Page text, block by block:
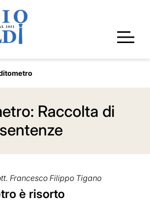
Raccolta di
Francesco Filippo Tigano
è risorto